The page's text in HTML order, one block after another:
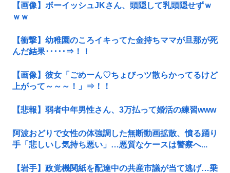
【画像】ボーイッシュJKさん、頭隠して乳頭隠せずｗ
ｗｗ
【衝撃】幼稚園のころイキってた金持ちママが旦那が死
んだ結果･････⇒！！
【画像】彼女「ごめーん♡ちょびっツ散らかってるけど
上がって～～～！」⇒！！
【悲報】弱者中年男性さん、3万払って婚活の練習www
阿波おどりで女性の体強調した無断動画拡散、憤る踊り
手「悲しいし気持ち悪い」…悪質なケースは警察へ...
【岩手】政党機関紙を配達中の共産市議が当て逃げ…乗